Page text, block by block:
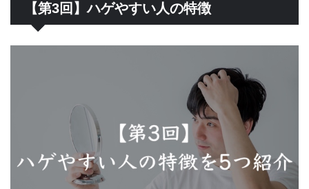
【第3回】ハゲやすい人の特徴